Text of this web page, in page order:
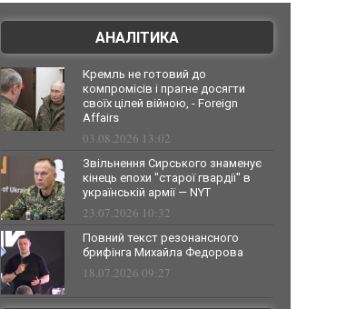
АНАЛІТИКА
Кремль не готовий до
компромісів і прагне досягти
своїх цілей війною, - Foreign
Affairs
03.08.2026 13:02
Звільнення Сирського знаменує
кінець епохи "старої гвардії" в
українській армії — NYT
23.07.2026 10:32
Повний текст резонансного
брифінга Михайла Федорова
18.07.2026 09:27